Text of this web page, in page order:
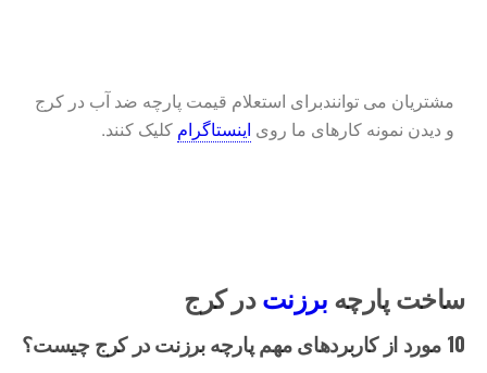
مشتریان می توانندبرای استعلام قیمت پارچه ضد آب در کرج
و دیدن نمونه کارهای ما روی اینستاگرام کلیک کنند.
ساخت پارچهبرزنتدر کرج
10 مورد از کاربردهای مهم پارچه برزنت در کرج چیست؟